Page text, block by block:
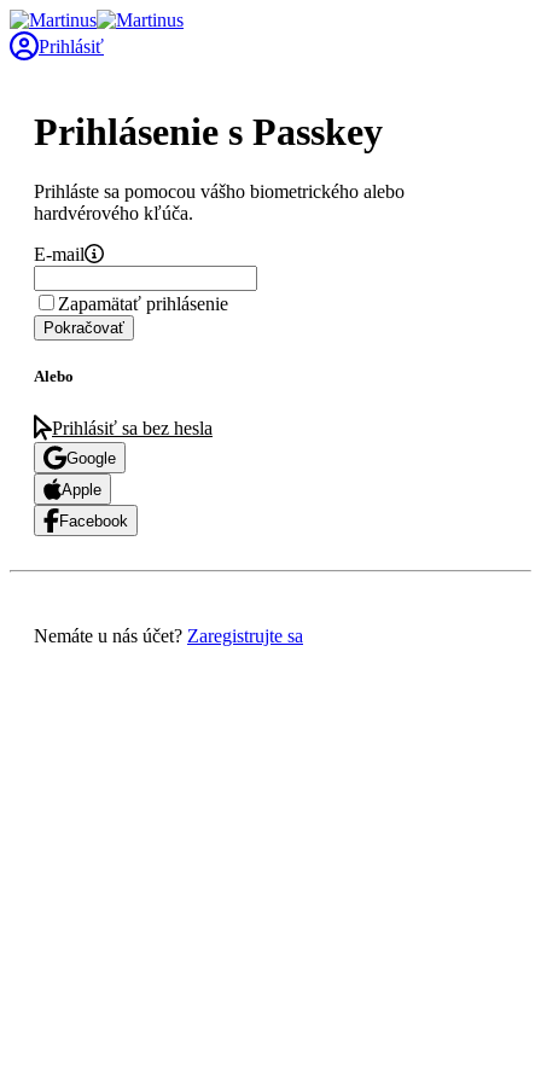
Prihlásiť
Prihlásenie s Passkey
Prihláste sa pomocou vášho biometrického alebo
hardvérového kľúča.
E-mail
Zapamätať prihlásenie
Pokračovať
Alebo
Prihlásiť sa bez hesla
Google
Apple
Facebook
Nemáte u nás účet? Zaregistrujte sa